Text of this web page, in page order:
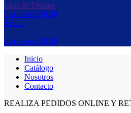
Lista de Deseos
0 artículos $0,00
Menú
0 artículos $0,00
Inicio
Catálogo
Nosotros
Contacto
REALIZA PEDIDOS ONLINE Y